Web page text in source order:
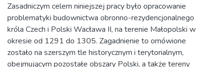
Zasadniczym celem niniejszej pracy było opracowanie
problematyki budownictwa obronno-rezydencjonalnego
króla Czech i Polski Wacława II, na terenie Małopolski w
okresie od 1291 do 1305. Zagadnienie to omówione
zostało na szerszym tle historycznym i terytorialnym,
obejmującym pozostałe obszary Polski, a także tereny